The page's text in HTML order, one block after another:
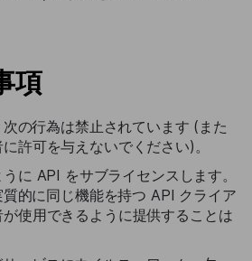
項
の行為は禁止されています (また
許可を与えないでください)。
に API をサブライセンスします。
的に同じ機能を持つ API クライア
使用できるように提供することは